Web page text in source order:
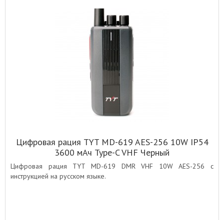
Цифровая рация TYT MD-619 AES-256 10W IP54
3600 мАч Type-C VHF Черный
Цифровая рация TYT MD-619 DMR VHF 10W AES-256 с
инструкцией на русском языке.